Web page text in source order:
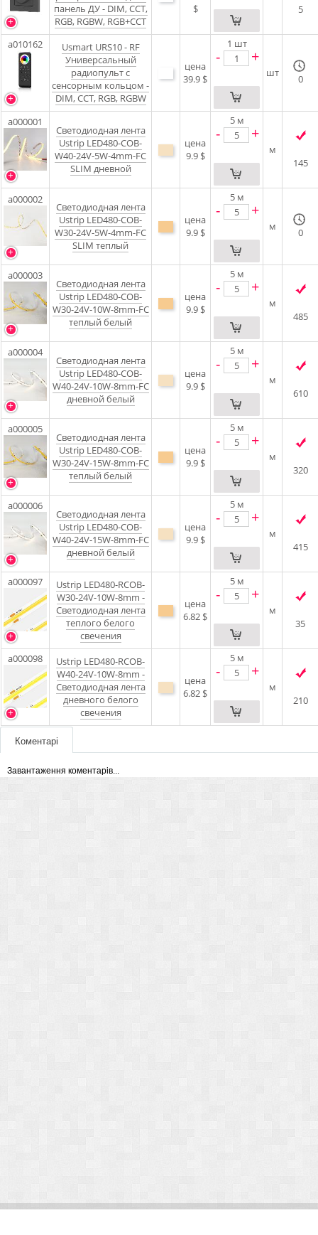
панель ДУ - DIM, CCT,
RGB, RGBW, RGB+CCT
$
5
a010162
Usmart URS10 - RF
Универсальный
радиопульт с
сенсорным кольцом -
DIM, CCT, RGB, RGBW
цена
39.9 $
1 шт
- +
шт 0
a000001
Светодиодная лента
Ustrip LED480-COB-
W40-24V-5W-4mm-FC
SLIM дневной
цена
9.9 $
5 м
- +
м
145
a000002
Светодиодная лента
Ustrip LED480-COB-
W30-24V-5W-4mm-FC
SLIM теплый
цена
9.9 $
5 м
- +
м 0
a000003
Светодиодная лента
Ustrip LED480-COB-
W30-24V-10W-8mm-FC
теплый белый
цена
9.9 $
5 м
- +
м
485
a000004
Светодиодная лента
Ustrip LED480-COB-
W40-24V-10W-8mm-FC
дневной белый
цена
9.9 $
5 м
- +
м
610
a000005
Светодиодная лента
Ustrip LED480-COB-
W30-24V-15W-8mm-FC
теплый белый
цена
9.9 $
5 м
- +
м
320
a000006
Светодиодная лента
Ustrip LED480-COB-
W40-24V-15W-8mm-FC
дневной белый
цена
9.9 $
5 м
- +
м
415
a000097
Ustrip LED480-RCOB-
W30-24V-10W-8mm -
Светодиодная лента
теплого белого
свечения
цена
6.82 $
5 м
- +
м
35
a000098
Ustrip LED480-RCOB-
W40-24V-10W-8mm -
Светодиодная лента
дневного белого
свечения
цена
6.82 $
5 м
- +
м
210
Коментарі
Завантаження коментарів...